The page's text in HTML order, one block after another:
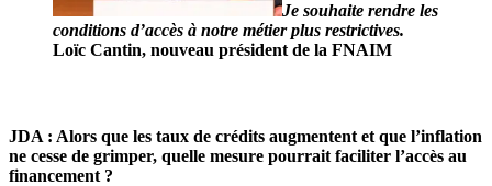
Je souhaite rendre les
conditions d’accès à notre métier plus restrictives.
Loïc Cantin, nouveau président de la FNAIM
JDA : Alors que les taux de crédits augmentent et que l’inflation
ne cesse de grimper, quelle mesure pourrait faciliter l’accès au
financement ?